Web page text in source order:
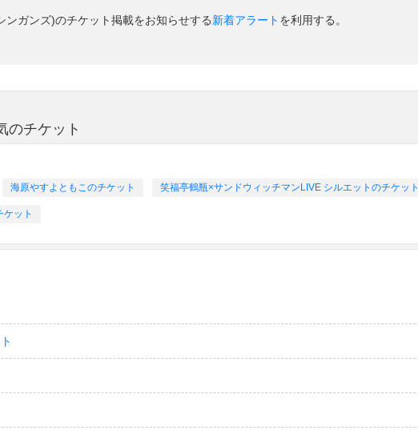
ンガンズ)のチケット掲載をお知らせする新着アラート を利用する。
のチケット
海原やすよともこのチケット 笑福亭鶴瓶×サンドウィッチマンLIVE シルエットのチケット
ット